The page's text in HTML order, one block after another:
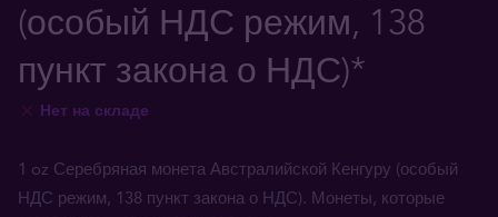
(особый НДС режим, 138
пункт закона о НДС)*
Нет на складе
1 oz Серебряная монета Австралийской Кенгуру (особый
НДС режим, 138 пункт закона о НДС). Монеты, которые